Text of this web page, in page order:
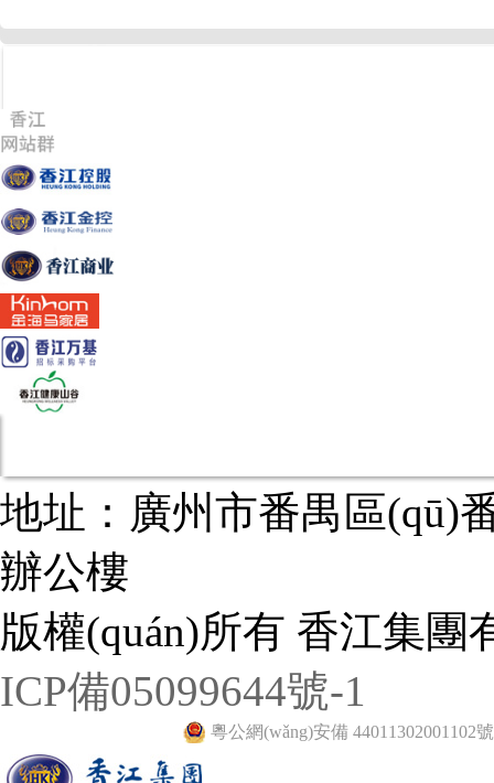
地址：廣州市番禺區(qū)
辦公樓
版權(quán)所有 香江集
ICP備05099644號-1
粵公網(wǎng)安備 44011302001102號